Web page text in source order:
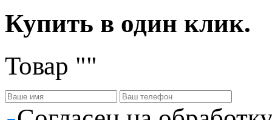
Купить в один клик.
Товар ""